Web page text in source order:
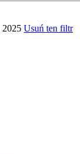
2025 Usuń ten filtr